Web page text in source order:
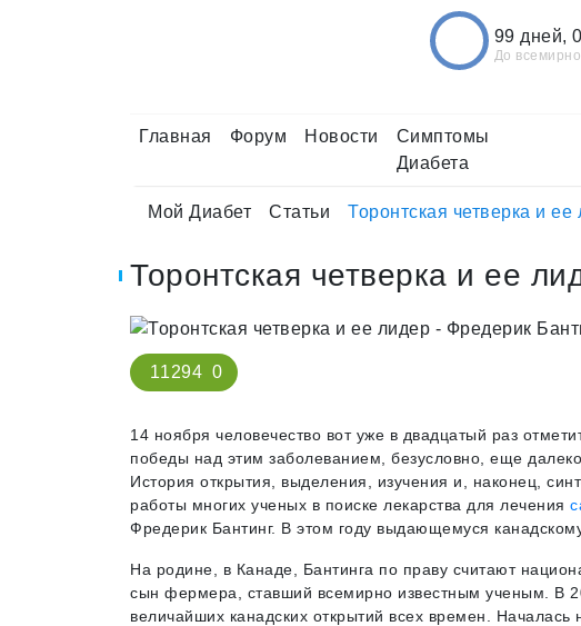
99 дней,
До
Главная Форум Новости
Симптомы
Диабета
Мой Диабет Статьи Торонтская четверка и
Торонтская четверка и ее
11294 0
14 ноября человечество вот уже в двадцатый раз
победы над этим заболеванием, безусловно, еще
История открытия, выделения, изучения и, наконец,
работы многих ученых в поиске лекарства для лечения
Фредерик Бантинг. В этом году выдающемуся
На родине, в Канаде, Бантинга по праву считают
сын фермера, ставший всемирно известным ученым. В
величайших канадских открытий всех времен. Началась